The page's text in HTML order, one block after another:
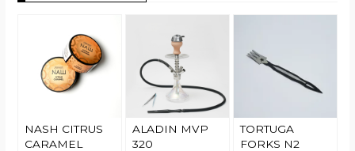
NASH CITRUS
CARAMEL
ALADIN MVP
320
TORTUGA
FORKS N2